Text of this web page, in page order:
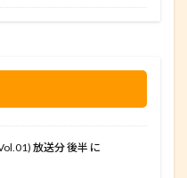
放送分 後半 に